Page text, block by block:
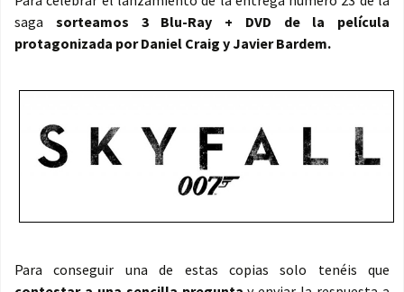
saga sorteamos 3 Blu-Ray + DVD de la película
protagonizada por Daniel Craig y Javier Bardem.
Para conseguir una de estas copias solo tenéis que